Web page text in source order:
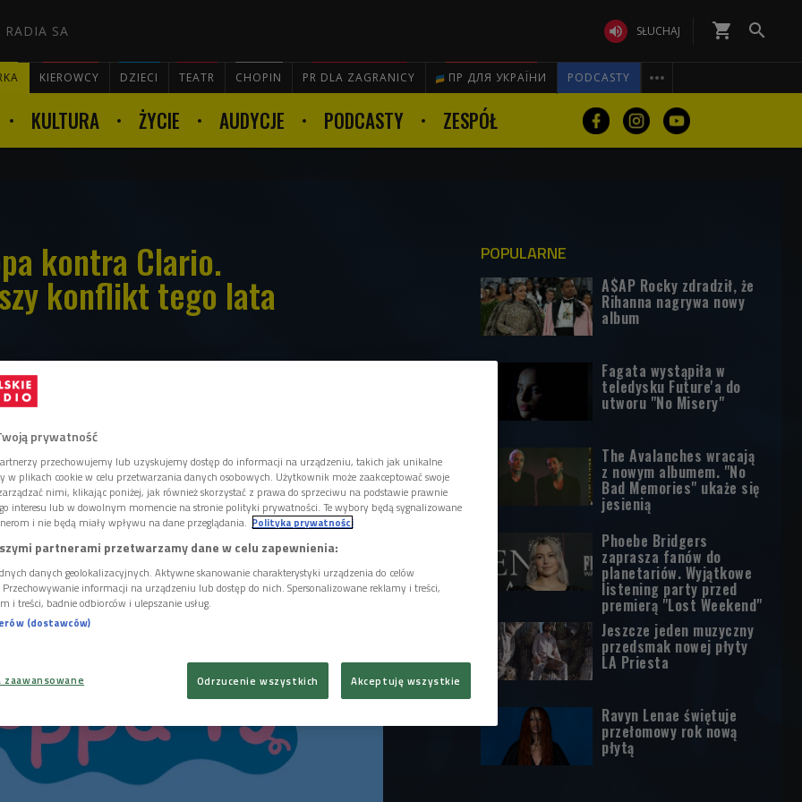
RADIA SA  SŁUCHAJ shopping_cart 
KIEROWCY DZIECI TEATR CHOPIN PR DLA ZAGRANICY ПР ДЛЯ УКРАЇНИ PODCASTY 

KULTURA ŻYCIE AUDYCJE PODCASTY ZESPÓŁ
kontra Clario.
konflikt tego lata
animacji weszła w konflikt z wokalistką, a
stanęły Charli XCX i
cała sytuacja ma humorystyczny
stała się jednym z głośniejszych
ostatnich dni.
POPULARNE
A$AP Rocky zdradził, że
Rihanna nagrywa nowy
album
Fagata wystąpiła w
teledysku Future'a do
utworu "No Misery"
The Avalanches wracają
z nowym albumem. "No
Bad Memories" ukaże się
jesienią
Phoebe Bridgers
zaprasza fanów do
planetariów. Wyjątkowe
listening party przed
premierą "Lost Weekend"
Jeszcze jeden muzyczny
przedsmak nowej płyty
LA Priesta
Ravyn Lenae świętuje
przełomowy rok nową
płytą
prywatność
przechowujemy lub uzyskujemy dostęp do informacji na urządzeniu, takich jak unikalne
w plikach cookie w celu przetwarzania danych osobowych. Użytkownik może zaakceptować swoje
nimi, klikając poniżej, jak również skorzystać z prawa do sprzeciwu na podstawie prawnie
interesu lub w dowolnym momencie na stronie polityki prywatności. Te wybory będą sygnalizowane
i nie będą miały wpływu na dane przeglądania. Polityka prywatności
partnerami przetwarzamy dane w celu zapewnienia:
danych geolokalizacyjnych. Aktywne skanowanie charakterystyki urządzenia do celów
informacji na urządzeniu lub dostęp do nich. Spersonalizowane reklamy i treści,
i treści, badnie odbiorców i ulepszanie usług.
(dostawców)
Odrzucenie wszystkich Akceptuję wszystkie